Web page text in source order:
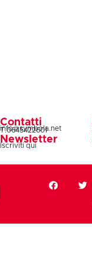
Contatti
info@symbola.net
T.0645422601
Newsletter
Iscriviti qui